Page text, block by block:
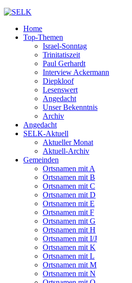
Home
Top-Themen
Israel-Sonntag
Trinitatiszeit
Paul Gerhardt
Interview Ackermann
Diepkloof
Lesenswert
Angedacht
Unser Bekenntnis
Archiv
Angedacht
SELK-Aktuell
Aktueller Monat
Aktuell-Archiv
Gemeinden
Ortsnamen mit A
Ortsnamen mit B
Ortsnamen mit C
Ortsnamen mit D
Ortsnamen mit E
Ortsnamen mit F
Ortsnamen mit G
Ortsnamen mit H
Ortsnamen mit I/J
Ortsnamen mit K
Ortsnamen mit L
Ortsnamen mit M
Ortsnamen mit N